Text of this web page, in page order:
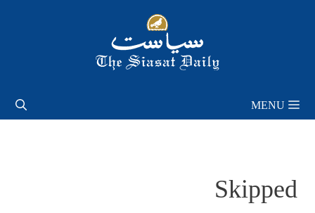
MENU
Skipped